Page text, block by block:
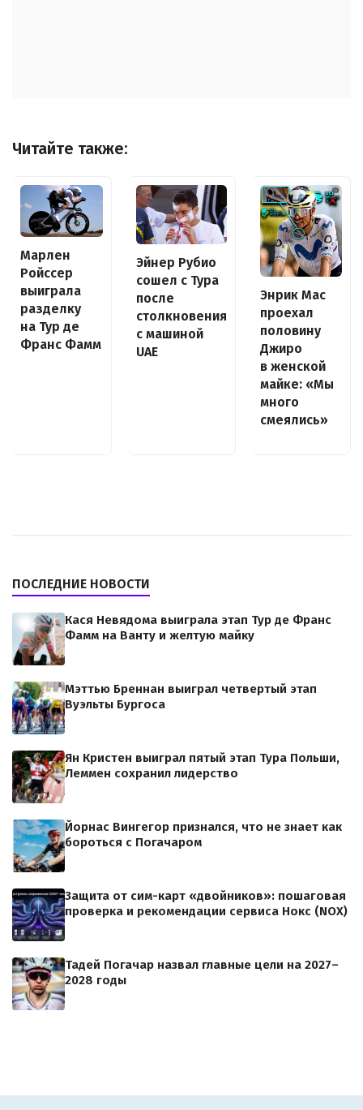
Читайте также:
Марлен
Ройссер
выиграла
разделку
на Тур де
Франс Фамм
Эйнер Рубио
сошел с Тура
после
столкновения
с машиной
UAE
Энрик Мас
проехал
половину
Джиро
в женской
майке: «Мы
много
смеялись»
ПОСЛЕДНИЕ НОВОСТИ
Кася Невядома выиграла этап Тур де Франс
Фамм на Ванту и желтую майку
Мэттью Бреннан выиграл четвертый этап
Вуэльты Бургоса
Ян Кристен выиграл пятый этап Тура Польши,
Леммен сохранил лидерство
Йорнас Вингегор признался, что не знает как
бороться с Погачаром
Защита от сим-карт «двойников»: пошаговая
проверка и рекомендации сервиса Нокс (NOX)
Тадей Погачар назвал главные цели на 2027–
2028 годы